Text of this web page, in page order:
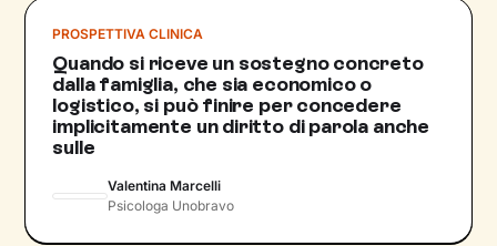
PROSPETTIVA CLINICA
Quando si riceve un sostegno concreto
dalla famiglia, che sia economico o
logistico, si può finire per concedere
implicitamente un diritto di parola anche
sulle
Valentina Marcelli
Psicologa Unobravo